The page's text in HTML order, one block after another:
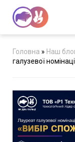
Головна » Наш
галузевої